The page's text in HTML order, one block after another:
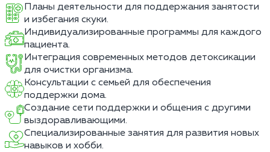
Планы деятельности для поддержания занятости
и избегания скуки.
Индивидуализированные программы для каждого
пациента.
Интеграция современных методов детоксикации
для очистки организма.
Консультации с семьей для обеспечения
поддержки дома.
Создание сети поддержки и общения с другими
выздоравливающими.
Специализированные занятия для развития новых
навыков и хобби.